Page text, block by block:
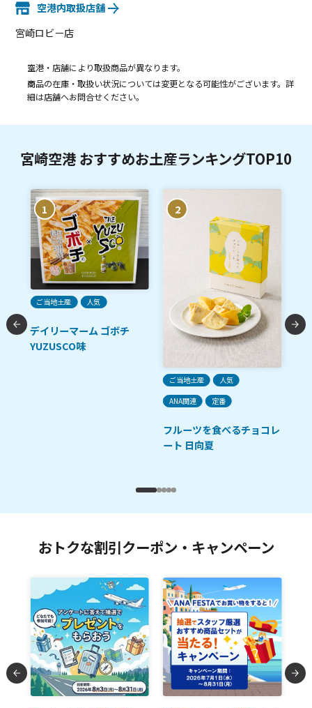
空港内取扱店舗
宮崎ロビー店
空港・店舗により取扱商品が異なります。
商品の在庫・取扱い状況については変更となる可能性がございます。詳
細は店舗へお問合せください。
宮崎空港 おすすめお土産ランキングTOP10
1
ご当地土産 人気
デイリーマーム ゴボチ
YUZUSCO味
2
ご当地土産
人気
ANA関連
定番
フルーツを食べるチョコレ
ート 日向夏
おトクな割引クーポン・キャンペーン